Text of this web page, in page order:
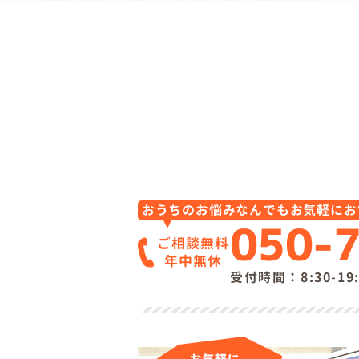
おうちのお悩みなんでもお気軽に
ご相談無料
年中無休 050-
受付時間：8:30-